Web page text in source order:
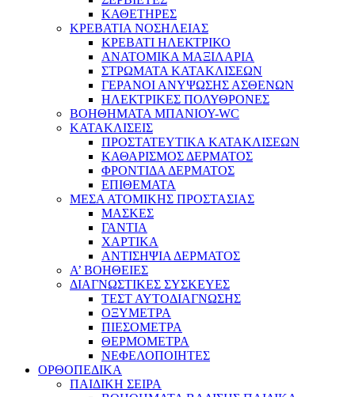
ΚΑΘΕΤΗΡΕΣ
ΚΡΕΒΑΤΙΑ ΝΟΣΗΛΕΙΑΣ
ΚΡΕΒΑΤΙ ΗΛΕΚΤΡΙΚΟ
ΑΝΑΤΟΜΙΚΑ ΜΑΞΙΛΑΡΙΑ
ΣΤΡΩΜΑΤΑ ΚΑΤΑΚΛΙΣΕΩΝ
ΓΕΡΑΝΟΙ ΑΝΥΨΩΣΗΣ ΑΣΘΕΝΩΝ
ΗΛΕΚΤΡΙΚΕΣ ΠΟΛΥΘΡΟΝΕΣ
ΒΟΗΘΗΜΑΤΑ ΜΠΑΝΙΟΥ-WC
ΚΑΤΑΚΛΙΣΕΙΣ
ΠΡΟΣΤΑΤΕΥΤΙΚΑ ΚΑΤΑΚΛΙΣΕΩΝ
ΚΑΘΑΡΙΣΜΟΣ ΔΕΡΜΑΤΟΣ
ΦΡΟΝΤΙΔΑ ΔΕΡΜΑΤΟΣ
ΕΠΙΘΕΜΑΤΑ
ΜΕΣΑ ΑΤΟΜΙΚΗΣ ΠΡΟΣΤΑΣΙΑΣ
ΜΑΣΚΕΣ
ΓΑΝΤΙΑ
ΧΑΡΤΙΚΑ
ΑΝΤΙΣΗΨΙΑ ΔΕΡΜΑΤΟΣ
Α’ ΒΟΗΘΕΙΕΣ
ΔΙΑΓΝΩΣΤΙΚΕΣ ΣΥΣΚΕΥΕΣ
ΤΕΣΤ ΑΥΤΟΔΙΑΓΝΩΣΗΣ
ΟΞΥΜΕΤΡΑ
ΠΙΕΣΟΜΕΤΡΑ
ΘΕΡΜΟΜΕΤΡΑ
ΝΕΦΕΛΟΠΟΙΗΤΕΣ
ΟΡΘΟΠΕΔΙΚΑ
ΠΑΙΔΙΚΗ ΣΕΙΡΑ